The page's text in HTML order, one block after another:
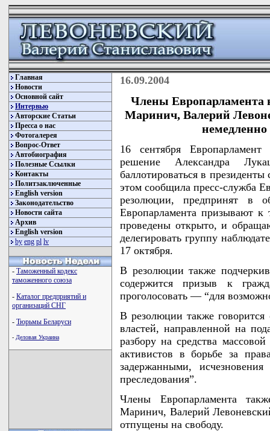
Главная
Новости
Основной сайт
Интервью
Авторские Статьи
Пресса о нас
Фотогалерея
Вопрос-Ответ
Автобиография
Полезные Ссылки
Контакты
Политзаключенные
English version
Законодательство
Новости сайта
Архив
English version
by eng pl lv
- Таможенный кодекс
таможенного союза
- Каталог предприятий и
организаций СНГ
- Тюрьмы Беларуси
- Деловая Украина
16.09.2004
Члены Европарламента
Маринич, Валерий
16 сентября
решение Александра
баллотироваться в
этом сообщила пресс-служба
резолюции, предпринят в
Европарламента призывают
проведены открыто, и
делегировать группу
17 октября.
В резолюции также
содержится призыв к
проголосовать — “для
В резолюции также
властей, направленной на
разбору на средства
активистов в борьбе за
задержанными,
преследования”.
Члены Европарламента
Маринич, Валерий
отпущены на свободу.